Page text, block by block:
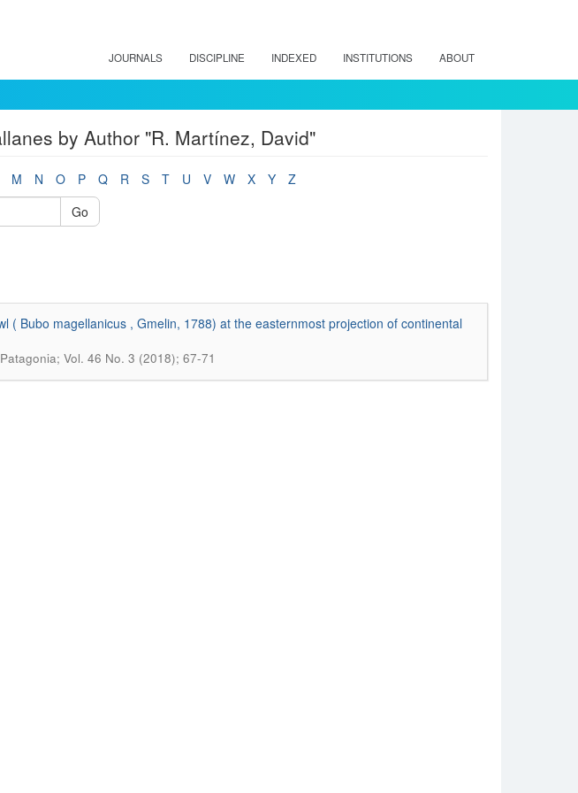
JOURNALS DISCIPLINE INDEXED INSTITUTIONS ABOUT
by Author "R. Martínez, David"
M N O P Q R S T U V W X Y
Z
Go
( Bubo magellanicus , Gmelin, 1788) at the easternmost projection of continental
Vol. 46 No. 3 (2018); 67-71